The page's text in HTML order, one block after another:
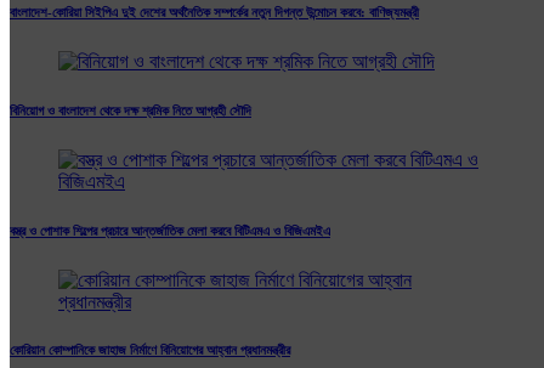
বাংলাদেশ-কোরিয়া সিইপিএ দুই দেশের অর্থনৈতিক সম্পর্কের নতুন দিগন্ত উন্মোচন করবে: বাণিজ্যমন্ত্রী
বিনিয়োগ ও বাংলাদেশ থেকে দক্ষ শ্রমিক নিতে আগ্রহী সৌদি
বস্ত্র ও পোশাক শিল্পের প্রচারে আন্তর্জাতিক মেলা করবে বিটিএমএ ও বিজিএমইএ
কোরিয়ান কোম্পানিকে জাহাজ নির্মাণে বিনিয়োগের আহ্বান প্রধানমন্ত্রীর